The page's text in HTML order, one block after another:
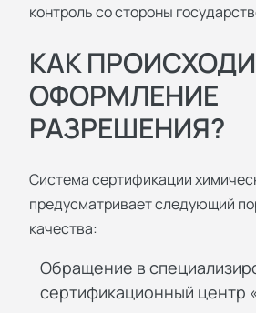
контроль со стороны
КАК
ОФОРМЛЕНИЕ
РАЗРЕШЕНИЯ?
Система сертификации
предусматривает следующий
качества:
Обращение в
сертификационный центр